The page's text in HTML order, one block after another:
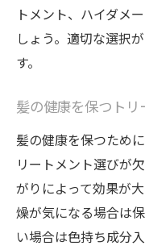
トメント、ハイダメ
しょう。適切な選択
す。
髪の健康を保つトリ
髪の健康を保つため
リートメント選びが
がりによって効果が
燥が気になる場合は
い場合は色持ち成分